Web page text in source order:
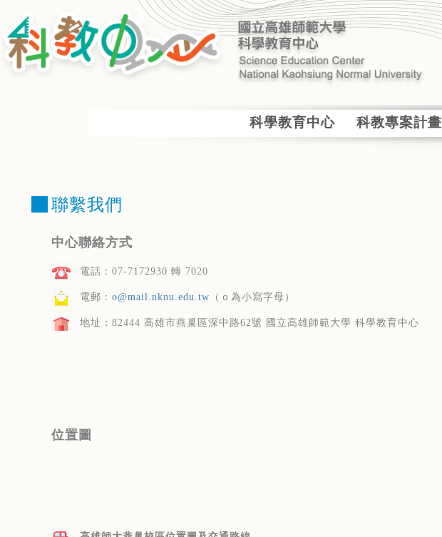
Home 計畫主持人登入
facebook電子信箱
科學教育中心 科教專案計畫
聯繫我們
中心聯絡方式
電話：07-7172930 轉 7020
電郵： o@mail.nknu.edu.tw （ｏ為小寫字母）
地址：82444 高雄市燕巢區深中路62號 國立高雄師範大學 科學教育中心
位置圖